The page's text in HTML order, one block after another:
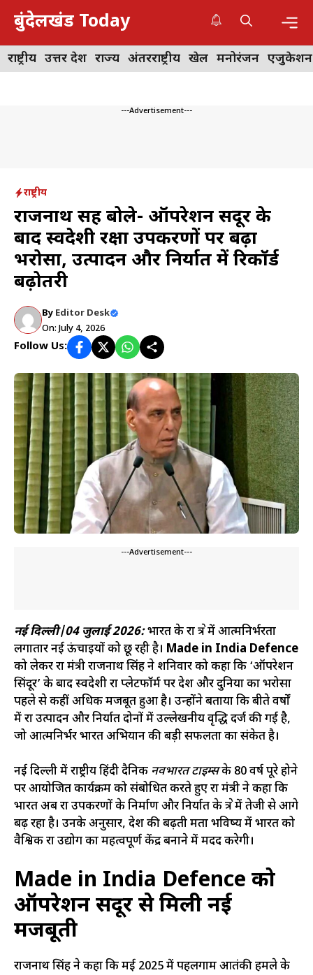
Skip
content
बुंदेलखंड Today
राष्ट्रीय उत्तर प्रदेश राज्य अंतरराष्ट्रीय खेल मनोरंजन एजुकेशन
---Advertisement---
राष्ट्रीय
राजनाथ सिंह बोले- ऑपरेशन सिंदूर के
बाद स्वदेशी रक्षा उपकरणों पर बढ़ा
भरोसा, उत्पादन और निर्यात में रिकॉर्ड
बढ़ोतरी
By Editor Desk
On: July 4, 2026
Follow Us:
---Advertisement---
नई दिल्ली|04 जुलाई 2026:भारत के रक्षा क्षेत्र में आत्मनिर्भरता
लगातार नई ऊंचाइयों को छू रही है। Made in India Defence
को लेकर रक्षा मंत्री राजनाथ सिंह ने शनिवार को कहा कि ‘ऑपरेशन
सिंदूर’ के बाद स्वदेशी रक्षा प्लेटफॉर्म पर देश और दुनिया का भरोसा
पहले से कहीं अधिक मजबूत हुआ है। उन्होंने बताया कि बीते वर्षों
में रक्षा उत्पादन और निर्यात दोनों में उल्लेखनीय वृद्धि दर्ज की गई है,
जो आत्मनिर्भर भारत अभियान की बड़ी सफलता का संकेत है।
नई दिल्ली में राष्ट्रीय हिंदी दैनिक नवभारत टाइम्सके 80 वर्ष पूरे होने
पर आयोजित कार्यक्रम को संबोधित करते हुए रक्षा मंत्री ने कहा कि
भारत अब रक्षा उपकरणों के निर्माण और निर्यात के क्षेत्र में तेजी से आगे
बढ़ रहा है। उनके अनुसार, देश की बढ़ती क्षमता भविष्य में भारत को
वैश्विक रक्षा उद्योग का महत्वपूर्ण केंद्र बनाने में मदद करेगी।
Made in India Defence को
ऑपरेशन सिंदूर से मिली नई
मजबूती
राजनाथ सिंह ने कहा कि मई 2025 में पहलगाम आतंकी हमले के